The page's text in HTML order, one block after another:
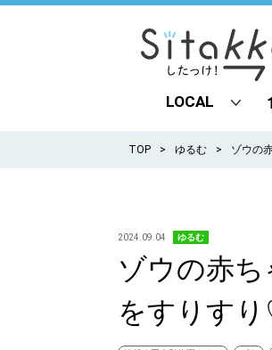
LOCAL
all
道北
道南
道東
TOP ゆるむ ゾウの
2024.09.04 ゆるむ
ゾウの赤
をすりす